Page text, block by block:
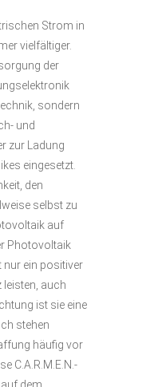
Strom in
vielfältiger.
der
sondern
und
zur Ladung
eingesetzt.
den
selbst zu
auf
Photovoltaik
nur ein positiver
leisten, auch
ist sie eine
stehen
häufig vor
C.A.R.M.E.N.-